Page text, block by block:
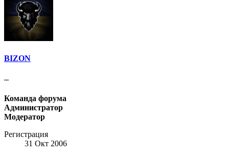
BIZON
...
Команда форума
Администратор
Модератор
Регистрация
31 Окт 2006